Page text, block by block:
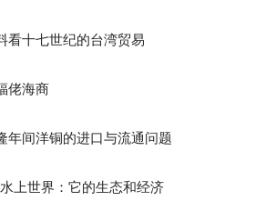
看十七世纪的台湾贸易
佬海商
年间洋铜的进口与流通问题
上世界：它的生态和经济